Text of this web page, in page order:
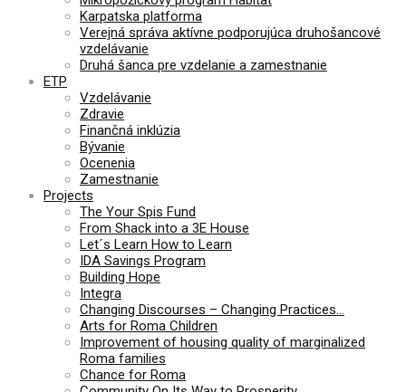
Karpatska platforma
Verejná správa aktívne podporujúca druhošancové
vzdelávanie
Druhá šanca pre vzdelanie a zamestnanie
ETP
Vzdelávanie
Zdravie
Finančná inklúzia
Bývanie
Ocenenia
Zamestnanie
Projects
The Your Spis Fund
From Shack into a 3E House
Let´s Learn How to Learn
IDA Savings Program
Building Hope
Integra
Changing Discourses – Changing Practices…
Arts for Roma Children
Improvement of housing quality of marginalized
Roma families
Chance for Roma